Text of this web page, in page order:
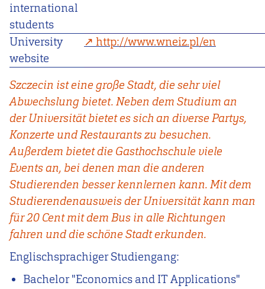
international
students
University
website
http://www.wneiz.pl/en
Szczecin ist eine große Stadt, die sehr viel
Abwechslung bietet. Neben dem Studium an
der Universität bietet es sich an diverse Partys,
Konzerte und Restaurants zu besuchen.
Außerdem bietet die Gasthochschule viele
Events an, bei denen man die anderen
Studierenden besser kennlernen kann. Mit dem
Studierendenausweis der Universität kann man
für 20 Cent mit dem Bus in alle Richtungen
fahren und die schöne Stadt erkunden.
Englischsprachiger Studiengang:
Bachelor "Economics and IT Applications"